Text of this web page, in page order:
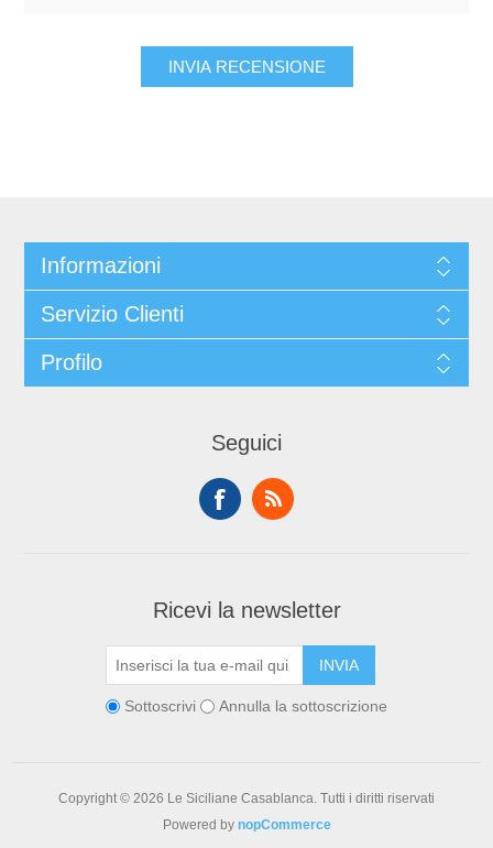
Informazioni
Servizio Clienti
Profilo
Seguici
Ricevi la newsletter
Sottoscrivi Annulla la sottoscrizione
Copyright © 2026 Le Siciliane Casablanca. Tutti i diritti riservati
Powered by nopCommerce